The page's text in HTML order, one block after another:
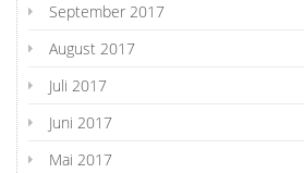
September 2017
August 2017
Juli 2017
Juni 2017
Mai 2017